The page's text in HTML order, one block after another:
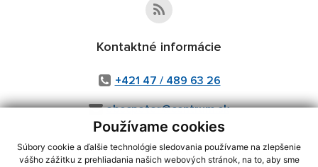
Používame cookies
Súbory cookie a ďalšie technológie sledovania používame na zlepšenie
vášho zážitku z prehliadania našich webových stránok, na to, aby sme
Kontaktné informácie
+421 47 / 489 63 26
obecpotor@centrum.sk